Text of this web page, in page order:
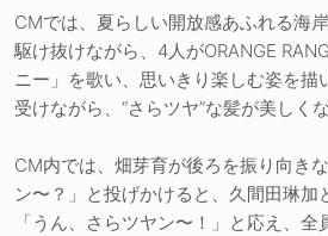
CMでは、夏らしい開放感あふれる海
駆け抜けながら、4人がORANGE
ニー」を歌い、思いきり楽しむ姿を描
受けながら、“さらツヤ”な髪が美しく
CM内では、畑芽育が後ろを振り向き
ン〜？」と投げかけると、久間田琳加
「うん、さらツヤン〜！」と応え、